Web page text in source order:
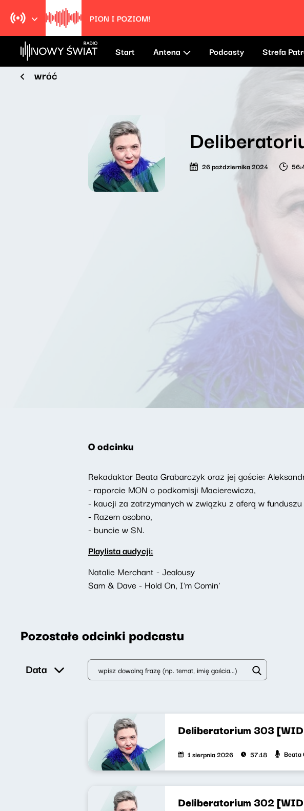
PION I POZIOM!
Start Antena Podcasty Strefa
wróć
26 października 2024
O odcinku
Rekadaktor Beata Grabarczyk oraz jej goście:
- raporcie MON o podkomisji Macierewicza,
- kaucji za zatrzymanych w związku z aferą w
- Razem osobno,
- buncie w SN.
Playlista audycji:
Natalie Merchant - Jealousy
Sam & Dave - Hold On, I'm Comin'
Pozostałe odcinki podcastu
Data
Deliberatorium 303
1 sierpnia 2026 57:18 Beata
Deliberatorium 302